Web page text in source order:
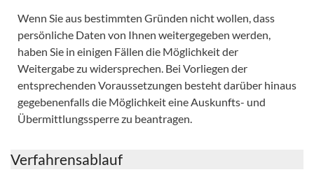
Wenn Sie aus bestimmten Gründen nicht wollen, dass
persönliche Daten von Ihnen weitergegeben werden,
haben Sie in einigen Fällen die Möglichkeit der
Weitergabe zu widersprechen. Bei Vorliegen der
entsprechenden Voraussetzungen besteht darüber hinaus
gegebenenfalls die Möglichkeit eine Auskunfts- und
Übermittlungssperre zu beantragen.
Verfahrensablauf